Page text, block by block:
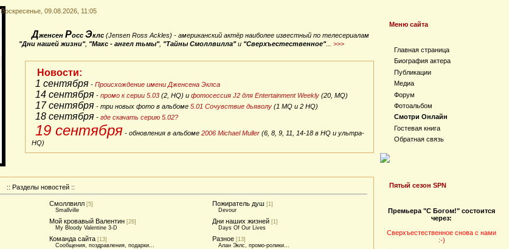
Воскресенье, 09.08.2026, 11:05
Дженсен Росс Эклс (Jensen Ross Ackles) - американский актёр наиболее известный по телесериалам
"Дни нашей жизни", "Макс - ангел тьмы", "Тайны Смоллвилла"и "Сверхъестественное"... >>>
Новости:
1 сентября - Происхождение имени Дженсена Эклса
14 сентября - промо к серии 5.03 (2, HQ) и фотосессия J2 для Entertainment Weekly (20, MQ)
17 сентября - три новых фото в альбоме 5.01 Сочувствие дьяволу (1 MQ и 2 HQ)
18 сентября - где скачать серию 5.02?
19 сентября - обновления в альбоме 2006 Michael Muller (6, 8, 9, 11, 14-18 в HQ и ультра-
HQ)
:: Разделы новостей ::
Смоллвилл [5]
Smallville
Пожиратель душ [1]
Devour
Мой кровавый Валентин [26]
My Bloody Valentine 3-D
Дни наших жизней [1]
Days Of Our Lives
Команда сайта [13]
Сообщения, поздравления, подарки...
Разное [13]
Алан Эклс, промо-ролики...
Меню сайта
Главная страница
Биография актера
Публикации
Медиа
Форум
Фотоальбом
Смотри Онлайн
Гостевая книга
Обратная связь
Пятый сезон SPN
Премьера "C Богом!" состоится
через:
Сверхъестественное снова с нами
:-)